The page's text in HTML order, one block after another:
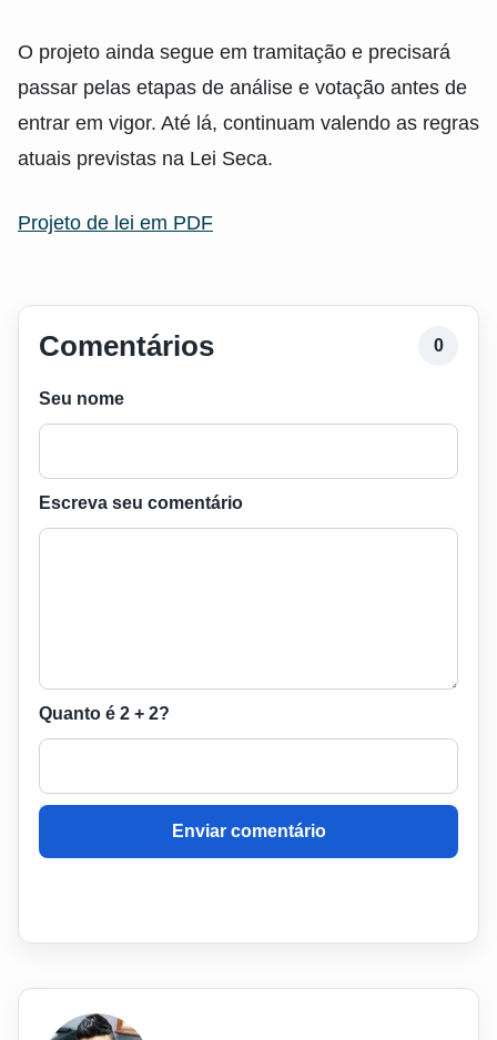
O projeto ainda segue em tramitação e precisará
passar pelas etapas de análise e votação antes de
entrar em vigor. Até lá, continuam valendo as regras
atuais previstas na Lei Seca.
Projeto de lei em PDF
Comentários 0
Seu nome
Escreva seu comentário
Quanto é 2 + 2?
Enviar comentário